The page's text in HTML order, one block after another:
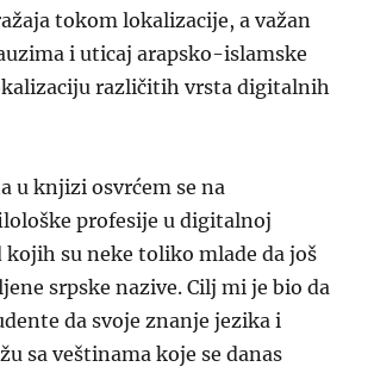
tokom lokalizacije, a važan
i uticaj arapsko-islamske
različitih vrsta digitalnih
u knjizi osvrćem se na
profesije u digitalnoj
su neke toliko mlade da još
srpske nazive. Cilj mi je bio da
da svoje znanje jezika i
sa veštinama koje se danas